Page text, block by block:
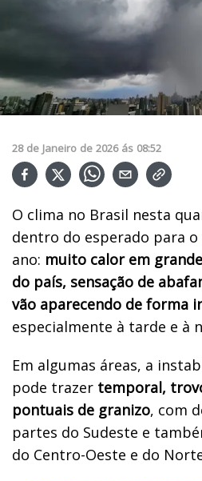
28 de Janeiro de 2026 ás 08:52
O clima no Brasil nesta
dentro do esperado para o
ano: muito calor em
do país, sensação de
vão aparecendo de forma
especialmente à tarde e à
Em algumas áreas, a
pode trazer temporal,
pontuais de granizo, com
partes do Sudeste e
do Centro-Oeste e do